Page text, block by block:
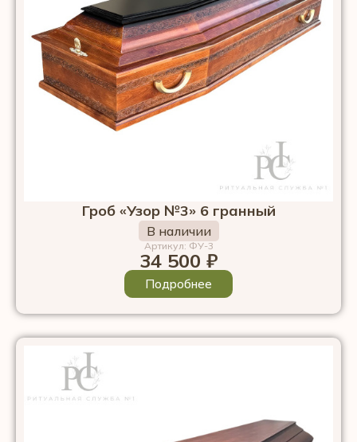
Гроб «Узор №3» 6 гранный
В наличии
Артикул: ФУ-3
34 500 ₽
Подробнее